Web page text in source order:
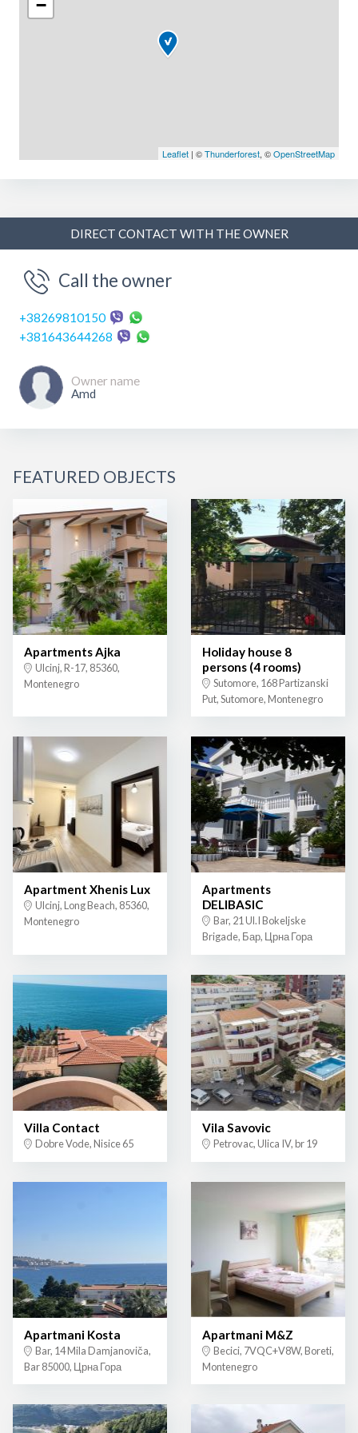
Vila se nalazi na odličnoj lokaciji – samo 300 metara od
mora, u mirnom okruženju, a u blizini su i prodavnice,
−
Leaflet | ©Thunderforest, ©OpenStreetMap
DIRECT CONTACT WITH THE OWNER
Call the owner
+38269810150
+381643644268
Owner name
Amd
FEATURED OBJECTS
Apartments Ajka
Ulcinj, R-17, 85360,
Montenegro
Holiday house 8
persons (4 rooms)
Sutomore, 168 Partizanski
Put, Sutomore, Montenegro
Apartment Xhenis Lux
Ulcinj, Long Beach, 85360,
Montenegro
Apartments
DELIBASIC
Bar, 21 Ul.I Bokeljske
Brigade, Бар, Црна Гора
Villa Contact
Dobre Vode, Nisice 65
Vila Savovic
Petrovac, Ulica IV, br 19
Apartmani Kosta
Bar, 14 Mila Damjanoviča,
Bar 85000, Црна Гора
Apartmani M&Z
Becici, 7VQC+V8W, Boreti,
Montenegro